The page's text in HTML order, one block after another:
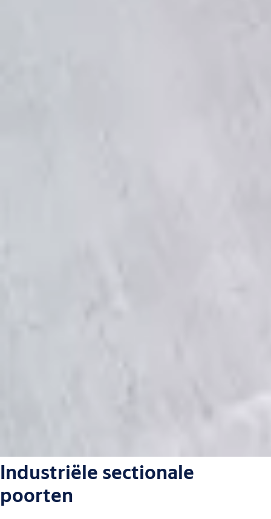
Industriële sectionale
poorten